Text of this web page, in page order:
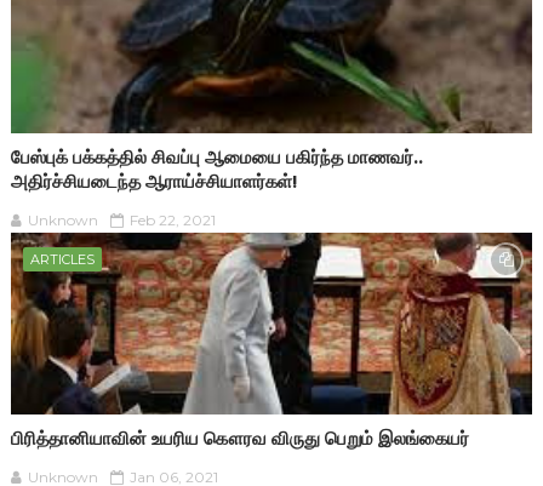
பேஸ்புக் பக்கத்தில் சிவப்பு ஆமையை பகிர்ந்த மாணவர்..
அதிர்ச்சியடைந்த ஆராய்ச்சியாளர்கள்!
Unknown Feb 22, 2021
ARTICLES
பிரித்தானியாவின் உயரிய கௌரவ விருது பெறும் இலங்கையர்
Unknown Jan 06, 2021